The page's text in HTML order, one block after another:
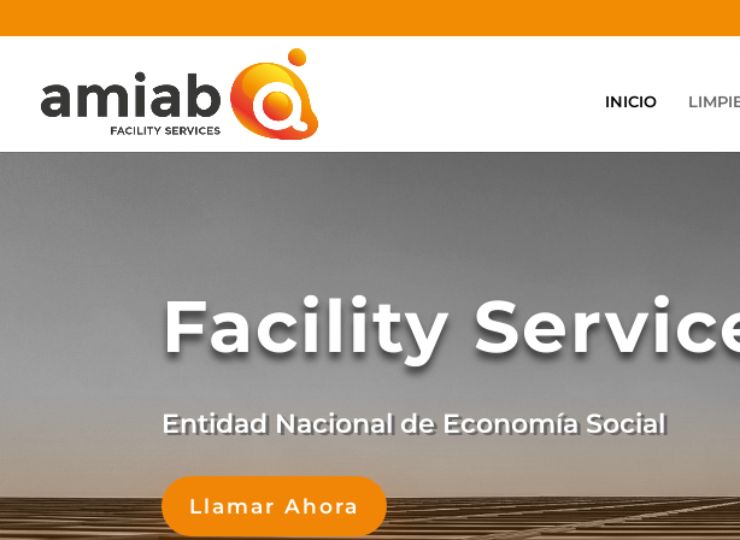
INICIO
Facility
Entidad Nacional de Economía Social
Llamar Ahora